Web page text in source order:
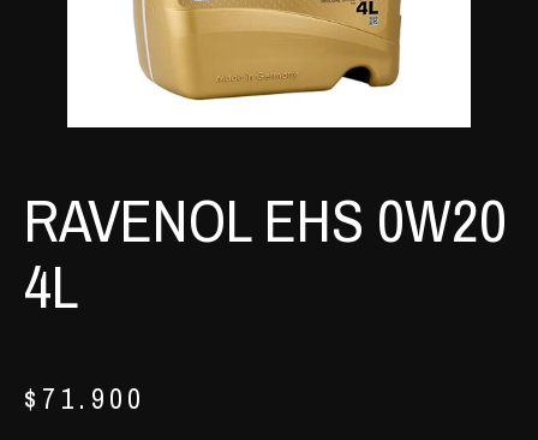
RAVENOL EHS 0W20
4L
$ 71.900